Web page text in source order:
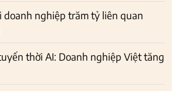
doanh nghiệp trăm tỷ liên quan
thời AI: Doanh nghiệp Việt tăng